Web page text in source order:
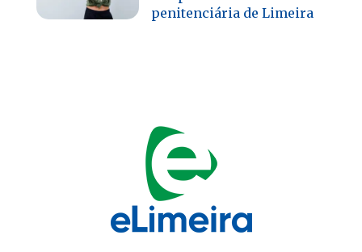
penitenciária de Limeira